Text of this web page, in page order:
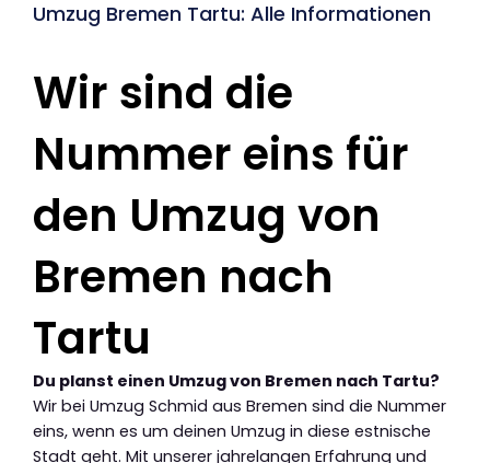
Umzug Bremen Tartu: Alle Informationen
Wir sind die
Nummer eins für
den Umzug von
Bremen nach
Tartu
Du planst einen Umzug von Bremen nach Tartu?
Wir bei Umzug Schmid aus Bremen sind die Nummer
eins, wenn es um deinen Umzug in diese estnische
Stadt geht. Mit unserer jahrelangen Erfahrung und